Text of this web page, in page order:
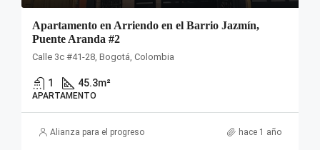
Apartamento en Arriendo en el Barrio Jazmín,
Puente Aranda #2
Calle 3c #41-28, Bogotá, Colombia
1 45.3m²
APARTAMENTO
Alianza para el progreso hace 1 año